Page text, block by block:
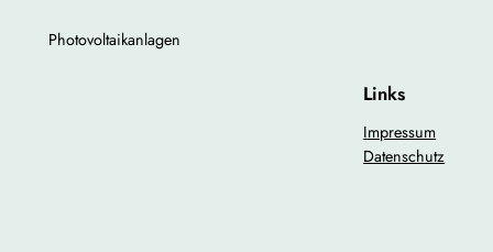
Photovoltaikanlagen
Links
Impressum
Datenschutz